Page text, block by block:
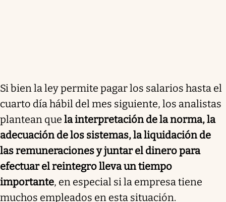
Si bien la ley permite pagar los salarios hasta el
cuarto día hábil del mes siguiente, los analistas
plantean que la interpretación de la norma, la
adecuación de los sistemas, la liquidación de
las remuneraciones y juntar el dinero para
efectuar el reintegro lleva un tiempo
importante, en especial si la empresa tiene
muchos empleados en esta situación.